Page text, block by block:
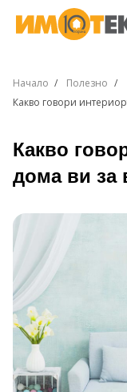
Начало
Полезно
Какво говори
Какво
дома ви за